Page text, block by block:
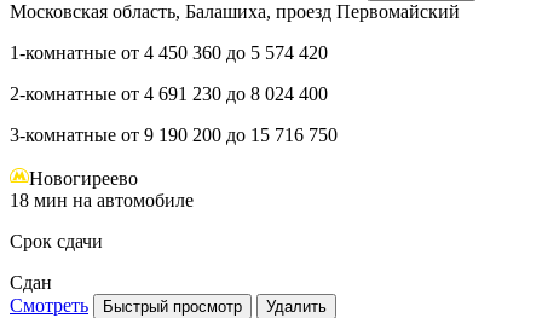
Московская область, Балашиха, проезд Первомайский
1-комнатные от 4 450 360 до 5 574 420
2-комнатные от 4 691 230 до 8 024 400
3-комнатные от 9 190 200 до 15 716 750
Новогиреево
18 мин на автомобиле
Срок сдачи
Сдан
Смотреть
Быстрый просмотр Удалить